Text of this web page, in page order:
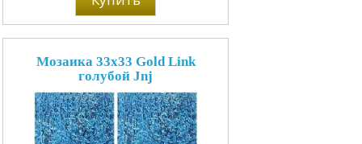
Мозаика 33x33 Gold Link
голубой Jnj